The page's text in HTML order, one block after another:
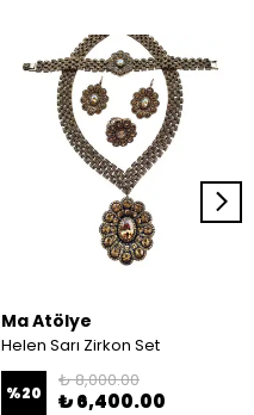
Ma Atölye
Helen Sarı Zirkon Set
%20
₺ 8,000.00
₺ 6,400.00